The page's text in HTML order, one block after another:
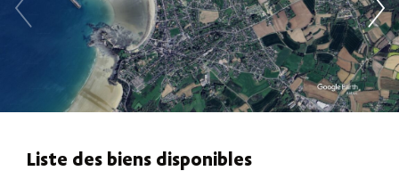
Liste des biens disponibles